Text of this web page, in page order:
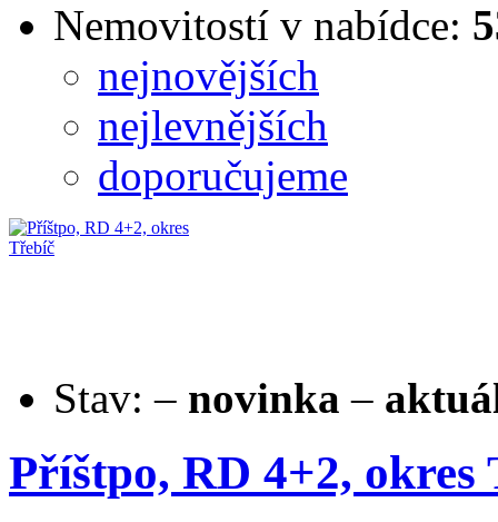
Nemovitostí v nabídce:
nejnovějších
nejlevnějších
doporučujeme
Stav: – novinka –
Příštpo, RD 4+2, okres